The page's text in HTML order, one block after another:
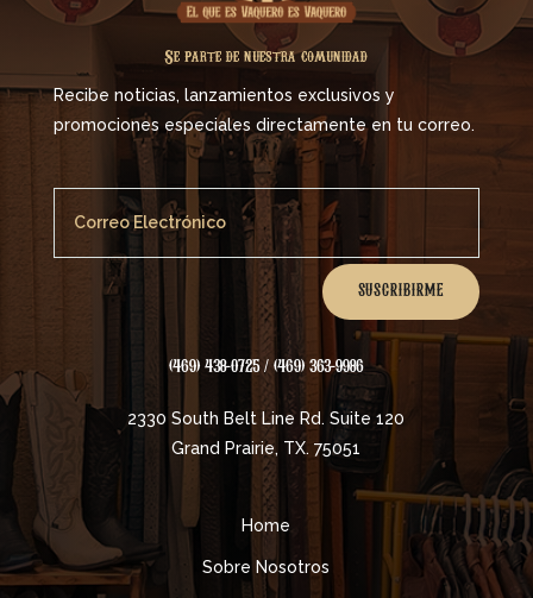
Se parte de nuestra comunidad
Recibe noticias, lanzamientos exclusivos y
promociones especiales directamente en tu correo.
SUSCRIBIRME
(469) 438-0725 / (469) 363-9986
2330 South Belt Line Rd. Suite 120
Grand Prairie, TX. 75051
Home
Sobre Nosotros